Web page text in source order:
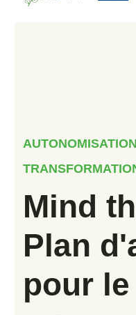
Mind
Plan
pour